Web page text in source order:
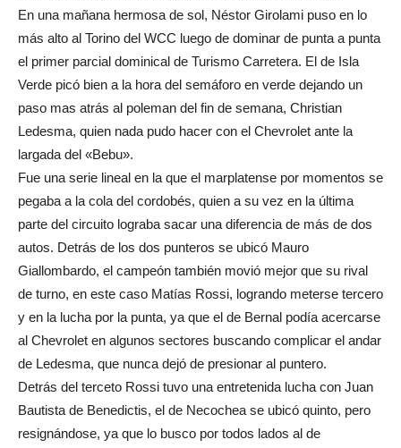
En una mañana hermosa de sol, Néstor Girolami puso en lo
más alto al Torino del WCC luego de dominar de punta a punta
el primer parcial dominical de Turismo Carretera. El de Isla
Verde picó bien a la hora del semáforo en verde dejando un
paso mas atrás al poleman del fin de semana, Christian
Ledesma, quien nada pudo hacer con el Chevrolet ante la
largada del «Bebu».
Fue una serie lineal en la que el marplatense por momentos se
pegaba a la cola del cordobés, quien a su vez en la última
parte del circuito lograba sacar una diferencia de más de dos
autos. Detrás de los dos punteros se ubicó Mauro
Giallombardo, el campeón también movió mejor que su rival
de turno, en este caso Matías Rossi, logrando meterse tercero
y en la lucha por la punta, ya que el de Bernal podía acercarse
al Chevrolet en algunos sectores buscando complicar el andar
de Ledesma, que nunca dejó de presionar al puntero.
Detrás del terceto Rossi tuvo una entretenida lucha con Juan
Bautista de Benedictis, el de Necochea se ubicó quinto, pero
resignándose, ya que lo busco por todos lados al de